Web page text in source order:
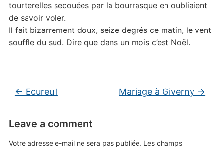
tourterelles secouées par la bourrasque en oubliaient
de savoir voler.
Il fait bizarrement doux, seize degrés ce matin, le vent
souffle du sud. Dire que dans un mois c’est Noël.
← Ecureuil Mariage à Giverny →
Leave a comment
Votre adresse e-mail ne sera pas publiée. Les champs